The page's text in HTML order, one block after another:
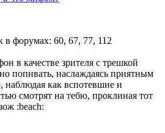
в качестве зрителя с трешкой
попивать, наслаждаясь приятным
наблюдая как вспотевшие и
смотрят на тебю, проклиная тот
:beach: